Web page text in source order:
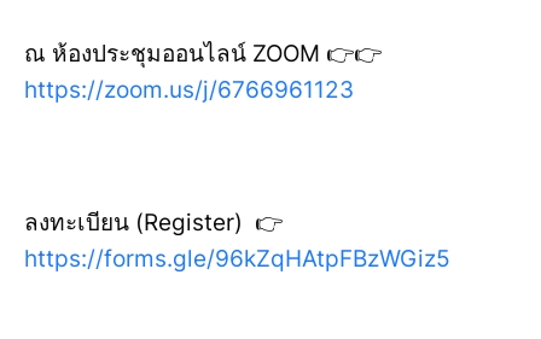
ณ ห้องประชุมออนไลน์ ZOOM 👉👉
https://zoom.us/j/6766961123
ลงทะเบียน (Register) 👉
https://forms.gle/96kZqHAtpFBzWGiz5